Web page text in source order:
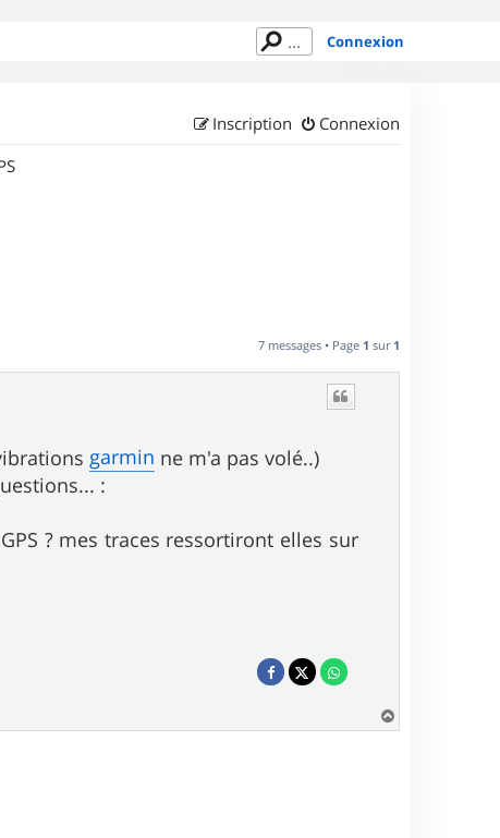
Connexion
Connexion
Inscription
7 messages • Page 1 sur 1
garmin ne m'a pas volé..)
:
? mes traces ressortiront elles sur
a